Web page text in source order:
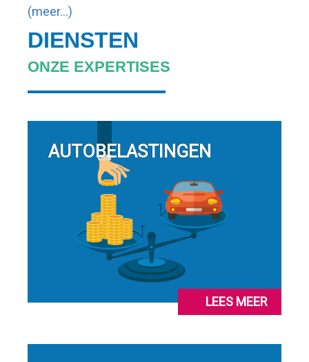
(meer…)
DIENSTEN
ONZE EXPERTISES
AUTOBELASTINGEN
LEES MEER